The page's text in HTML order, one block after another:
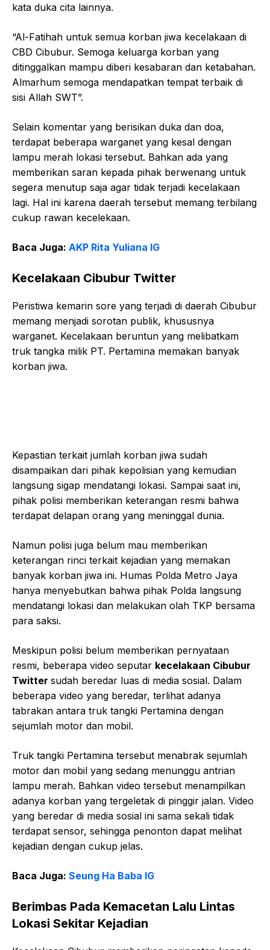
kata duka cita lainnya.
“Al-Fatihah untuk semua korban jiwa kecelakaan di
CBD Cibubur. Semoga keluarga korban yang
ditinggalkan mampu diberi kesabaran dan ketabahan.
Almarhum semoga mendapatkan tempat terbaik di
sisi Allah SWT”.
Selain komentar yang berisikan duka dan doa,
terdapat beberapa warganet yang kesal dengan
lampu merah lokasi tersebut. Bahkan ada yang
memberikan saran kepada pihak berwenang untuk
segera menutup saja agar tidak terjadi kecelakaan
lagi. Hal ini karena daerah tersebut memang terbilang
cukup rawan kecelekaan.
Baca Juga: AKP Rita Yuliana IG
Kecelakaan Cibubur Twitter
Peristiwa kemarin sore yang terjadi di daerah Cibubur
memang menjadi sorotan publik, khususnya
warganet. Kecelakaan beruntun yang melibatkam
truk tangka milik PT. Pertamina memakan banyak
korban jiwa.
Kepastian terkait jumlah korban jiwa sudah
disampaikan dari pihak kepolisian yang kemudian
langsung sigap mendatangi lokasi. Sampai saat ini,
pihak polisi memberikan keterangan resmi bahwa
terdapat delapan orang yang meninggal dunia.
Namun polisi juga belum mau memberikan
keterangan rinci terkait kejadian yang memakan
banyak korban jiwa ini. Humas Polda Metro Jaya
hanya menyebutkan bahwa pihak Polda langsung
mendatangi lokasi dan melakukan olah TKP bersama
para saksi.
Meskipun polisi belum memberikan pernyataan
resmi, beberapa video seputar kecelakaan Cibubur
Twitter sudah beredar luas di media sosial. Dalam
beberapa video yang beredar, terlihat adanya
tabrakan antara truk tangki Pertamina dengan
sejumlah motor dan mobil.
Truk tangki Pertamina tersebut menabrak sejumlah
motor dan mobil yang sedang menunggu antrian
lampu merah. Bahkan video tersebut menampilkan
adanya korban yang tergeletak di pinggir jalan. Video
yang beredar di media sosial ini sama sekali tidak
terdapat sensor, sehingga penonton dapat melihat
kejadian dengan cukup jelas.
Baca Juga: Seung Ha Baba IG
Berimbas Pada Kemacetan Lalu Lintas
Lokasi Sekitar Kejadian